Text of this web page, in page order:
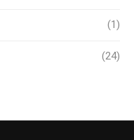
(1)
(24)